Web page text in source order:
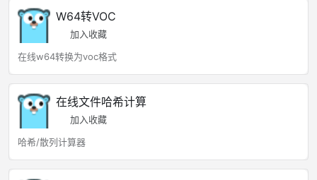
W64转VOC
加入收藏
在线w64转换为voc格式
在线文件哈希计算
加入收藏
哈希/散列计算器